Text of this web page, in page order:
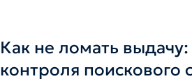
Как не ломать
контроля поискового